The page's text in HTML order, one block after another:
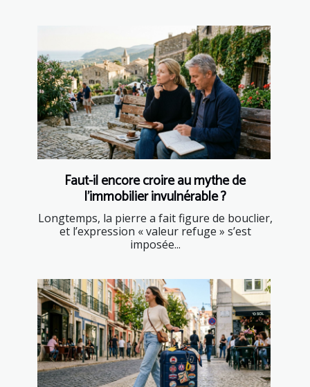
Faut-il encore croire au mythe de
l’immobilier invulnérable ?
Longtemps, la pierre a fait figure de bouclier,
et l’expression « valeur refuge » s’est
imposée...